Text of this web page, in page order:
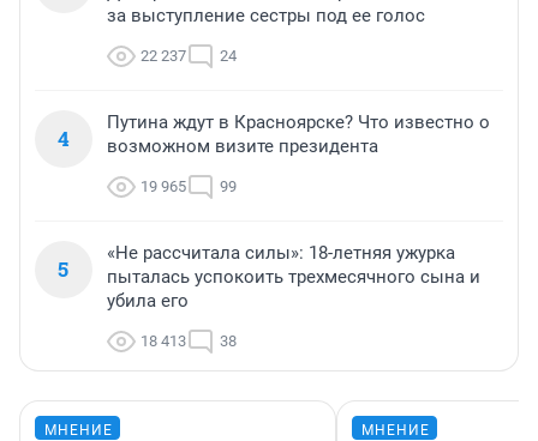
за выступление сестры под ее голос
22 237 24
4
Путина ждут в Красноярске? Что известно о
возможном визите президента
19 965 99
5
«Не рассчитала силы»: 18-летняя ужурка
пыталась успокоить трехмесячного сына и
убила его
18 413 38
МНЕНИЕ МНЕНИЕ